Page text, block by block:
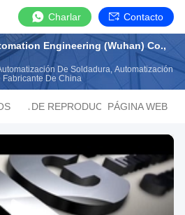
Charlar Contacto
Engineering (Wuhan) Co.,
De Soldadura, Automatización
Fabricante De China
LISTA DE REPRODUCCIÓNPÁGINA WEB